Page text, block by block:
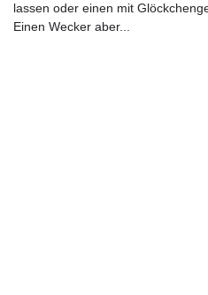
lassen oder einen mit
Einen Wecker aber...